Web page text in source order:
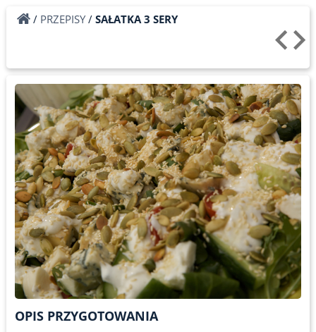
/ PRZEPISY/ SAŁATKA 3 SERY
OPIS PRZYGOTOWANIA